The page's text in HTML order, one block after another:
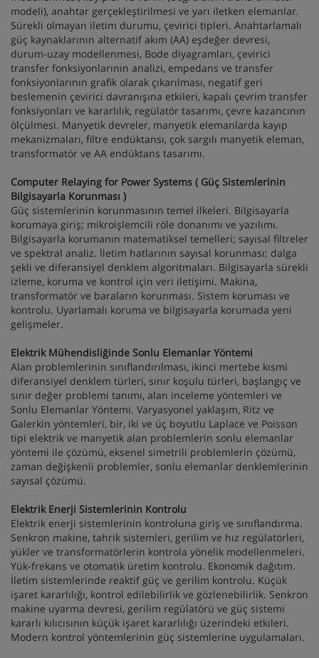
modeli), anahtar gerçekleştirilmesi ve yarı iletken elemanlar.
Sürekli olmayan iletim durumu, çevirici tipleri. Anahtarlamalı
güç kaynaklarının alternatif akım (AA) eşdeğer devresi,
durum-uzay modellenmesi, Bode diyagramları, çevirici
transfer fonksiyonlarının analizi, empedans ve transfer
fonksiyonlarının grafik olarak çıkarılması, negatif geri
beslemenin çevirici davranışına etkileri, kapalı çevrim transfer
fonksiyonları ve kararlılık, regülatör tasarımı, çevre kazancının
ölçülmesi. Manyetik devreler, manyetik elemanlarda kayıp
mekanizmaları, filtre endüktansı, çok sargılı manyetik eleman,
transformatör ve AA endüktans tasarımı.
Computer Relaying for Power Systems ( Güç Sistemlerinin
Bilgisayarla Korunması )
Güç sistemlerinin korunmasının temel ilkeleri. Bilgisayarla
korumaya giriş; mikroişlemcili röle donanımı ve yazılımı.
Bilgisayarla korumanın matematiksel temelleri; sayısal filtreler
ve spektral analiz. İletim hatlarının sayısal korunması; dalga
şekli ve diferansiyel denklem algoritmaları. Bilgisayarla sürekli
izleme, koruma ve kontrol için veri iletişimi. Makina,
transformatör ve baraların korunması. Sistem koruması ve
kontrolu. Uyarlamalı koruma ve bilgisayarla korumada yeni
gelişmeler.
Elektrik Mühendisliğinde Sonlu Elemanlar Yöntemi
Alan problemlerinin sınıflandırılması, ikinci mertebe kısmi
diferansiyel denklem türleri, sınır koşulu türleri, başlangıç ve
sınır değer problemi tanımı, alan inceleme yöntemleri ve
Sonlu Elemanlar Yöntemi. Varyasyonel yaklaşım, Ritz ve
Galerkin yöntemleri, bir, iki ve üç boyutlu Laplace ve Poisson
tipi elektrik ve manyetik alan problemlerin sonlu elemanlar
yöntemi ile çözümü, eksenel simetrili problemlerin çözümü,
zaman değişkenli problemler, sonlu elemanlar denklemlerinin
sayısal çözümü.
Elektrik Enerji Sistemlerinin Kontrolu
Elektrik enerji sistemlerinin kontroluna giriş ve sınıflandırma.
Senkron makine, tahrik sistemleri, gerilim ve hız regülatörleri,
yükler ve transformatörlerin kontrola yönelik modellenmeleri.
Yük-frekans ve otomatik üretim kontrolu. Ekonomik dağıtım.
İletim sistemlerinde reaktif güç ve gerilim kontrolu. Küçük
işaret kararlılığı, kontrol edilebilirlik ve gözlenebilirlik. Senkron
makine uyarma devresi, gerilim regülatörü ve güç sistemi
kararlı kılıcısının küçük işaret kararlılığı üzerindeki etkileri.
Modern kontrol yöntemlerinin güç sistemlerine uygulamaları.